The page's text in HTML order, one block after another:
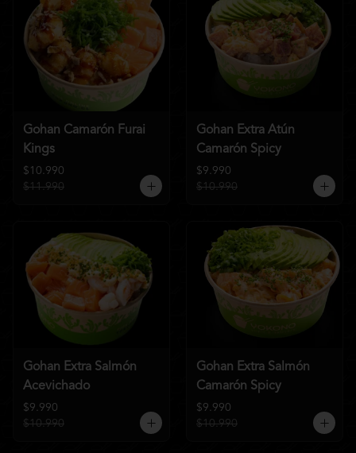
Gohan Camarón Furai
Kings
$10.990
$11.990
Gohan Extra Atún
Camarón Spicy
$9.990
$10.990
Gohan Extra Salmón
Acevichado
$9.990
$10.990
Gohan Extra Salmón
Camarón Spicy
$9.990
$10.990